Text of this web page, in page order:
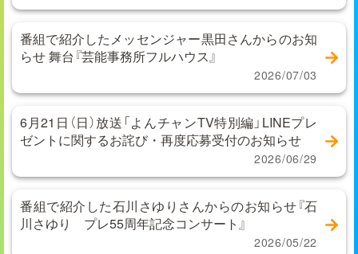
番組で紹介したメッセンジャー黒田さんからのお知
らせ 舞台『芸能事務所フルハウス』
2026/07/03
6月21日（日）放送「よんチャンTV特別編」LINEプレ
ゼントに関するお詫び・再度応募受付のお知らせ
2026/06/29
番組で紹介した石川さゆりさんからのお知らせ『石
川さゆり プレ55周年記念コンサート』
2026/05/22